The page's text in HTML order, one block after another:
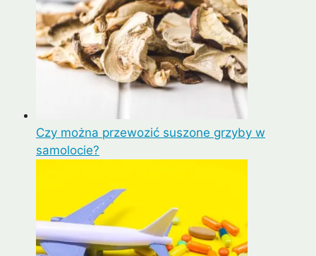
Czy można przewozić suszone grzyby w
samolocie?